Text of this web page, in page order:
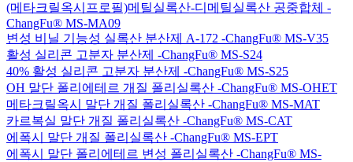
(메타크릴옥시프로필)메틸실록산-디메틸실록산 공중합체 -
ChangFu® MS-MA09
변성 비닐 기능성 실록산 분산제 A-172 -ChangFu® MS-V35
활성 실리콘 고분자 분산제 -ChangFu® MS-S24
40% 활성 실리콘 고분자 분산제 -ChangFu® MS-S25
OH 말단 폴리에테르 개질 폴리실록산 -ChangFu® MS-OHET
메타크릴옥시 말단 개질 폴리실록산 -ChangFu® MS-MAT
카르복실 말단 개질 폴리실록산 -ChangFu® MS-CAT
에폭시 말단 개질 폴리실록산 -ChangFu® MS-EPT
에폭시 말단 폴리에테르 변성 폴리실록산 -ChangFu® MS-